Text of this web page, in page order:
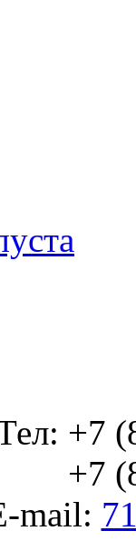
+7
+7
mail: